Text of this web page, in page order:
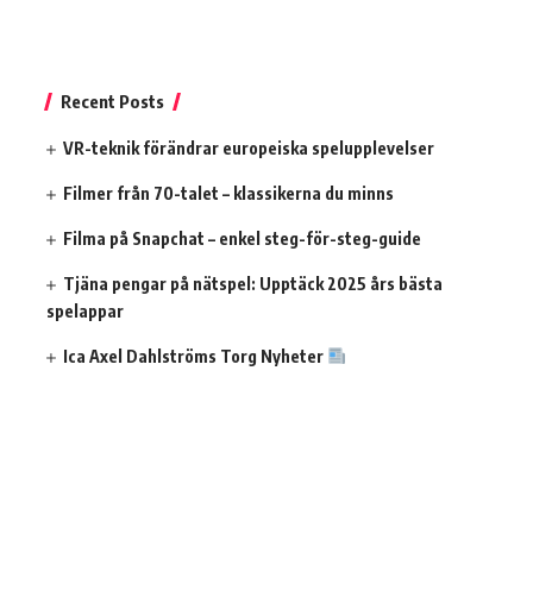
Recent Posts
VR-teknik förändrar europeiska spelupplevelser
Filmer från 70-talet – klassikerna du minns
Filma på Snapchat – enkel steg-för-steg-guide
Tjäna pengar på nätspel: Upptäck 2025 års bästa
spelappar
Ica Axel Dahlströms Torg Nyheter